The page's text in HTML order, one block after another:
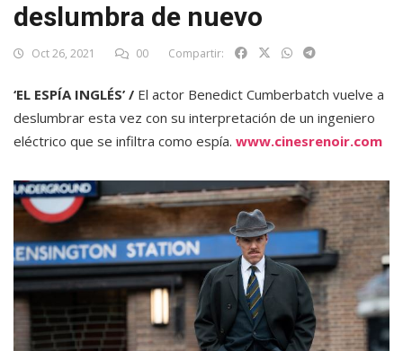
deslumbra de nuevo
Oct 26, 2021 00 Compartir:
‘EL ESPÍA INGLÉS’ / El actor Benedict Cumberbatch vuelve a
deslumbrar esta vez con su interpretación de un ingeniero
eléctrico que se infiltra como espía. www.cinesrenoir.com